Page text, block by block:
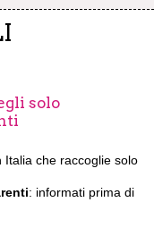
solo
Italia che raccoglie solo
: informati prima di